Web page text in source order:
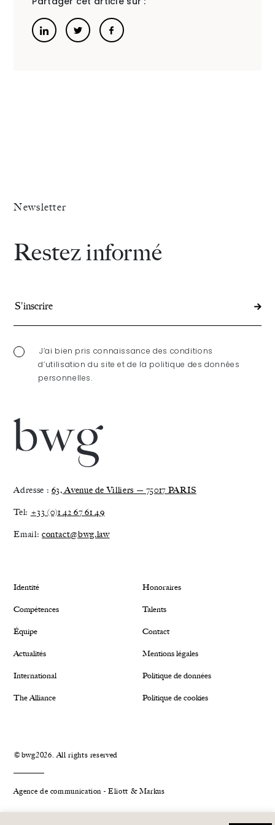
The Alliance
Newsletter
Restez informé
J’ai bien pris connaissance des conditions
d’utilisation du site et de la politique des données
personnelles.
Adresse : 63, Avenue de Villiers — 75017 PARIS
Tel: +33 (0)1 42 67 61 49
Email: contact@bwg.law
Identité
Compétences
Équipe
Actualités
International
The Alliance
Honoraires
Talents
Contact
Mentions légales
Politique de données
Politique de cookies
©bwg2026. All rights reserved
Agence de communication - Eliott & Markus